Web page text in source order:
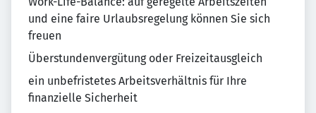
und eine faire Urlaubsregelung können Sie sich
freuen
Überstundenvergütung oder Freizeitausgleich
ein unbefristetes Arbeitsverhältnis für Ihre
finanzielle Sicherheit